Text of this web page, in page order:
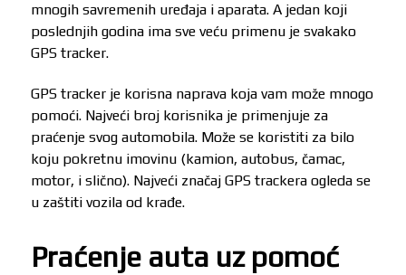
mnogih savremenih uređaja i aparata. A jedan koji
poslednjih godina ima sve veću primenu je svakako
GPS tracker.
GPS tracker je korisna naprava koja vam može mnogo
pomoći. Najveći broj korisnika je primenjuje za
praćenje svog automobila. Može se koristiti za bilo
koju pokretnu imovinu (kamion, autobus, čamac,
motor, i slično). Najveći značaj GPS trackera ogleda se
u zaštiti vozila od krađe.
Praćenje auta uz pomoć